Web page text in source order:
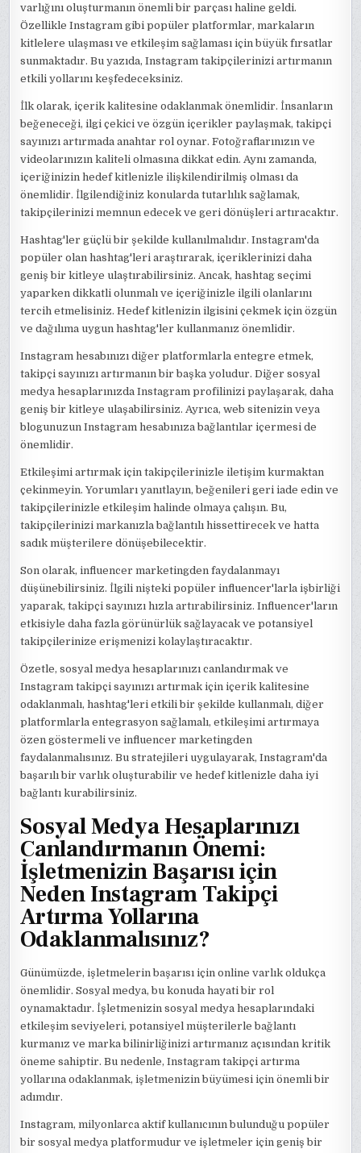
varlığını oluşturmanın önemli bir parçası haline geldi.
Özellikle Instagram gibi popüler platformlar, markaların
kitlelere ulaşması ve etkileşim sağlaması için büyük fırsatlar
sunmaktadır. Bu yazıda, Instagram takipçilerinizi artırmanın
etkili yollarını keşfedeceksiniz.
İlk olarak, içerik kalitesine odaklanmak önemlidir. İnsanların
beğeneceği, ilgi çekici ve özgün içerikler paylaşmak, takipçi
sayınızı artırmada anahtar rol oynar. Fotoğraflarınızın ve
videolarınızın kaliteli olmasına dikkat edin. Aynı zamanda,
içeriğinizin hedef kitlenizle ilişkilendirilmiş olması da
önemlidir. İlgilendiğiniz konularda tutarlılık sağlamak,
takipçilerinizi memnun edecek ve geri dönüşleri artıracaktır.
Hashtag'ler güçlü bir şekilde kullanılmalıdır. Instagram'da
popüler olan hashtag'leri araştırarak, içeriklerinizi daha
geniş bir kitleye ulaştırabilirsiniz. Ancak, hashtag seçimi
yaparken dikkatli olunmalı ve içeriğinizle ilgili olanlarını
tercih etmelisiniz. Hedef kitlenizin ilgisini çekmek için özgün
ve dağılıma uygun hashtag'ler kullanmanız önemlidir.
Instagram hesabınızı diğer platformlarla entegre etmek,
takipçi sayınızı artırmanın bir başka yoludur. Diğer sosyal
medya hesaplarınızda Instagram profilinizi paylaşarak, daha
geniş bir kitleye ulaşabilirsiniz. Ayrıca, web sitenizin veya
blogunuzun Instagram hesabınıza bağlantılar içermesi de
önemlidir.
Etkileşimi artırmak için takipçilerinizle iletişim kurmaktan
çekinmeyin. Yorumları yanıtlayın, beğenileri geri iade edin ve
takipçilerinizle etkileşim halinde olmaya çalışın. Bu,
takipçilerinizi markanızla bağlantılı hissettirecek ve hatta
sadık müşterilere dönüşebilecektir.
Son olarak, influencer marketingden faydalanmayı
düşünebilirsiniz. İlgili nişteki popüler influencer'larla işbirliği
yaparak, takipçi sayınızı hızla artırabilirsiniz. Influencer'ların
etkisiyle daha fazla görünürlük sağlayacak ve potansiyel
takipçilerinize erişmenizi kolaylaştıracaktır.
Özetle, sosyal medya hesaplarınızı canlandırmak ve
Instagram takipçi sayınızı artırmak için içerik kalitesine
odaklanmalı, hashtag'leri etkili bir şekilde kullanmalı, diğer
platformlarla entegrasyon sağlamalı, etkileşimi artırmaya
özen göstermeli ve influencer marketingden
faydalanmalısınız. Bu stratejileri uygulayarak, Instagram'da
başarılı bir varlık oluşturabilir ve hedef kitlenizle daha iyi
bağlantı kurabilirsiniz.
Sosyal Medya Hesaplarınızı
Canlandırmanın Önemi:
İşletmenizin Başarısı için
Neden Instagram Takipçi
Artırma Yollarına
Odaklanmalısınız?
Günümüzde, işletmelerin başarısı için online varlık oldukça
önemlidir. Sosyal medya, bu konuda hayati bir rol
oynamaktadır. İşletmenizin sosyal medya hesaplarındaki
etkileşim seviyeleri, potansiyel müşterilerle bağlantı
kurmanız ve marka bilinirliğinizi artırmanız açısından kritik
öneme sahiptir. Bu nedenle, Instagram takipçi artırma
yollarına odaklanmak, işletmenizin büyümesi için önemli bir
adımdır.
Instagram, milyonlarca aktif kullanıcının bulunduğu popüler
bir sosyal medya platformudur ve işletmeler için geniş bir